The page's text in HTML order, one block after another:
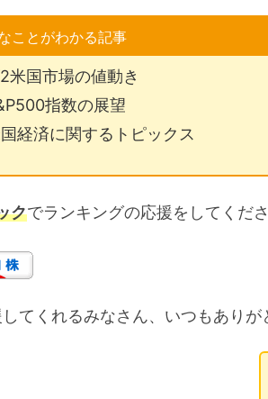
ことがわかる記事
米国市場の値動き
指数の展望
国経済に関するトピックス
クでランキングの応援をしてくだ
してくれるみなさん、いつもあり